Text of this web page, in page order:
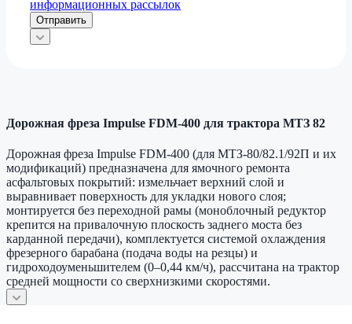
информационных рассылок
Отправить
Дорожная фреза Impulse FDM-400 для трактора МТЗ 82
Дорожная фреза Impulse FDM‑400 (для МТЗ‑80/82.1/92П и их
модификаций) предназначена для ямочного ремонта
асфальтовых покрытий: измельчает верхний слой и
выравнивает поверхность для укладки нового слоя;
монтируется без переходной рамы (моноблочный редуктор
крепится на привалочную плоскость заднего моста без
карданной передачи), комплектуется системой охлаждения
фрезерного барабана (подача воды на резцы) и
гидроходоуменьшителем (0–0,44 км/ч), рассчитана на трактор
средней мощности со сверхнизкими скоростями.